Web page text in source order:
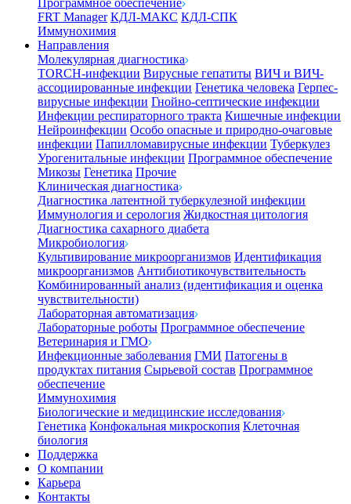
Программное обеспечение
FRT Manager КДЛ-МАКС КДЛ-СПК
Иммунохимия
Направления
Молекулярная диагностика
TORCH-инфекции Вирусные гепатиты ВИЧ и ВИЧ-
ассоциированные инфекции Генетика человека Герпес-
вирусные инфекции Гнойно-септические инфекции
Инфекции респираторного тракта Кишечные инфекции
Нейроинфекции Особо опасные и природно-очаговые
инфекции Папилломавирусные инфекции Туберкулез
Урогенитальные инфекции Программное обеспечение
Микозы Генетика Прочие
Клиническая диагностика
Диагностика латентной туберкулезной инфекции
Иммунология и серология Жидкостная цитология
Диагностика сахарного диабета
Микробиология
Культивирование микроорганизмов Идентификация
микроорганизмов Антибиотикочувствительность
Комбинированный анализ (идентификация и оценка
чувствительности)
Лабораторная автоматизация
Лабораторные роботы Программное обеспечение
Ветеринария и ГМО
Инфекционные заболевания ГМИ Патогены в
продуктах питания Сырьевой состав Программное
обеспечение
Иммунохимия
Биологические и медицинские исследования
Генетика Конфокальная микроскопия Клеточная
биология
Поддержка
О компании
Карьера
Контакты